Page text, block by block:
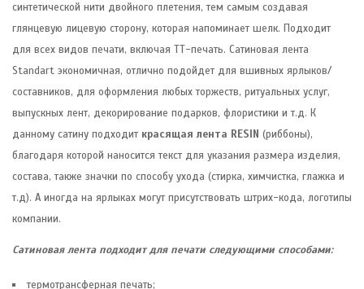
синтетической нити двойного плетения, тем самым создавая
глянцевую лицевую сторону, которая напоминает шелк. Подходит
для всех видов печати, включая ТТ-печать. Сатиновая лента
Standart экономичная, отлично подойдет для вшивных ярлыков/
составников, для оформления любых торжеств, ритуальных услуг,
выпускных лент, декорирование подарков, флористики и т.д. К
данному сатину подходит красящая лента RESIN (риббоны),
благодаря которой наносится текст для указания размера изделия,
состава, также значки по способу ухода (стирка, химчистка, глажка и
т.д). А иногда на ярлыках могут присутствовать штрих-кода, логотипы
компании.
Сатиновая лента подходит для печати следующими способами:
термотрансферная печать;